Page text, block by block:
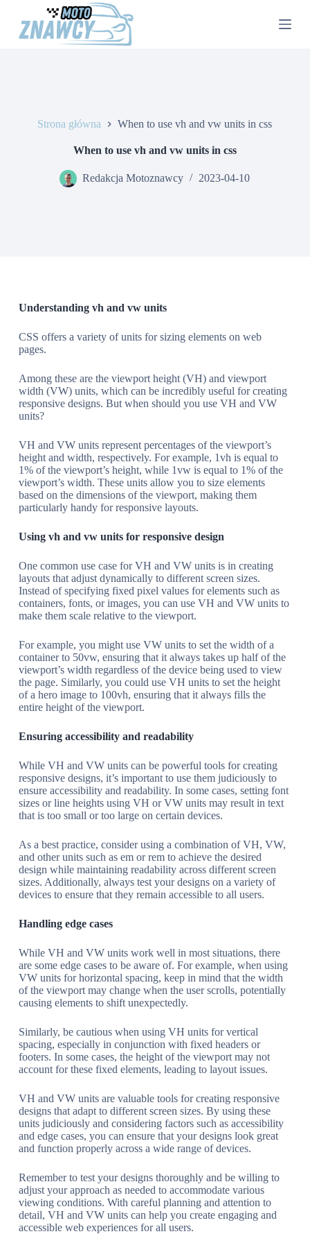
Strona główna When to use vh and vw units in css
When to use vh and vw units in css
Redakcja Motoznawcy 2023-04-10
Understanding vh and vw units
CSS offers a variety of units for sizing elements on web
pages.
Among these are the viewport height (VH) and viewport
width (VW) units, which can be incredibly useful for creating
responsive designs. But when should you use VH and VW
units?
VH and VW units represent percentages of the viewport’s
height and width, respectively. For example, 1vh is equal to
1% of the viewport’s height, while 1vw is equal to 1% of the
viewport’s width. These units allow you to size elements
based on the dimensions of the viewport, making them
particularly handy for responsive layouts.
Using vh and vw units for responsive design
One common use case for VH and VW units is in creating
layouts that adjust dynamically to different screen sizes.
Instead of specifying fixed pixel values for elements such as
containers, fonts, or images, you can use VH and VW units to
make them scale relative to the viewport.
For example, you might use VW units to set the width of a
container to 50vw, ensuring that it always takes up half of the
viewport’s width regardless of the device being used to view
the page. Similarly, you could use VH units to set the height
of a hero image to 100vh, ensuring that it always fills the
entire height of the viewport.
Ensuring accessibility and readability
While VH and VW units can be powerful tools for creating
responsive designs, it’s important to use them judiciously to
ensure accessibility and readability. In some cases, setting font
sizes or line heights using VH or VW units may result in text
that is too small or too large on certain devices.
As a best practice, consider using a combination of VH, VW,
and other units such as em or rem to achieve the desired
design while maintaining readability across different screen
sizes. Additionally, always test your designs on a variety of
devices to ensure that they remain accessible to all users.
Handling edge cases
While VH and VW units work well in most situations, there
are some edge cases to be aware of. For example, when using
VW units for horizontal spacing, keep in mind that the width
of the viewport may change when the user scrolls, potentially
causing elements to shift unexpectedly.
Similarly, be cautious when using VH units for vertical
spacing, especially in conjunction with fixed headers or
footers. In some cases, the height of the viewport may not
account for these fixed elements, leading to layout issues.
VH and VW units are valuable tools for creating responsive
designs that adapt to different screen sizes. By using these
units judiciously and considering factors such as accessibility
and edge cases, you can ensure that your designs look great
and function properly across a wide range of devices.
Remember to test your designs thoroughly and be willing to
adjust your approach as needed to accommodate various
viewing conditions. With careful planning and attention to
detail, VH and VW units can help you create engaging and
accessible web experiences for all users.